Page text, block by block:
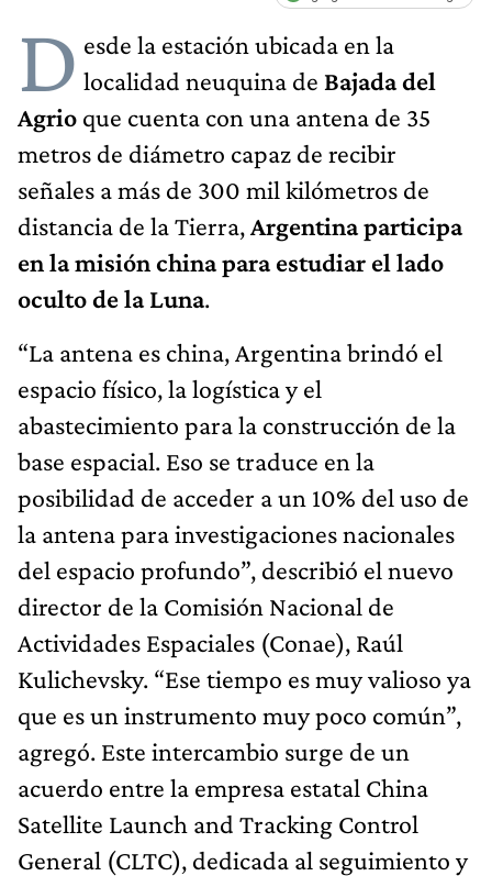
D esde la estación ubicada en la
localidad neuquina de Bajada del
Agrio que cuenta con una antena de 35
metros de diámetro capaz de recibir
señales a más de 300 mil kilómetros de
distancia de la Tierra,Argentina participa
en la misión china para estudiar el lado
oculto de la Luna.
“La antena es china, Argentina brindó el
espacio físico, la logística y el
abastecimiento para la construcción de la
base espacial. Eso se traduce en la
posibilidad de acceder a un 10% del uso de
la antena para investigaciones nacionales
del espacio profundo”, describió el nuevo
director de la Comisión Nacional de
Actividades Espaciales (Conae), Raúl
Kulichevsky. “Ese tiempo es muy valioso ya
que es un instrumento muy poco común”,
agregó. Este intercambio surge de un
acuerdo entre la empresa estatal China
Satellite Launch and Tracking Control
General (CLTC), dedicada al seguimiento y